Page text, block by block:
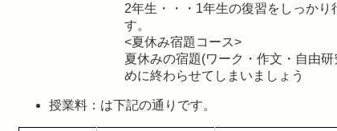
2年生・・・1年生の復習をしっか
す。
<夏休み宿題コース>
夏休みの宿題(ワーク・作文・自由
めに終わらせてしまいましょう
授業料：は下記の通りです。